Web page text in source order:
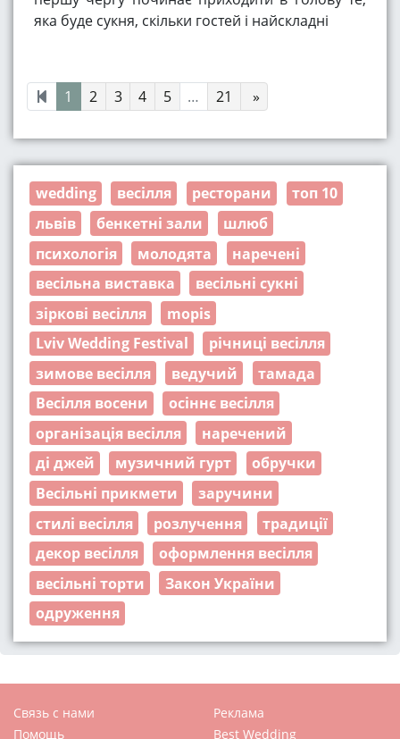
яка буде сукня, скільки гостей і найскладні
1 2 3 4 5 … 21 »
wedding весілля ресторани
топ 10
львів
бенкетні зали
шлюб
психологія
молодята
наречені
весільна виставка
весільні сукні
зіркові весілля
mopis
Lviv Wedding Festival
річниці весілля
зимове весілля
ведучий
тамада
Весілля восени
осіннє весілля
організація весілля
наречений
ді джей
музичний гурт
обручки
Весільні прикмети
заручини
стилі весілля
розлучення
традиції
декор весілля
оформлення весілля
весільні торти
Закон України
одруження
Связь с нами
Помощь
Реклама
Best Wedding